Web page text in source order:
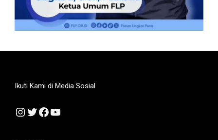
Ikuti Kami di Media Sosial
Instagram
Twitter
Facebook
YouTube